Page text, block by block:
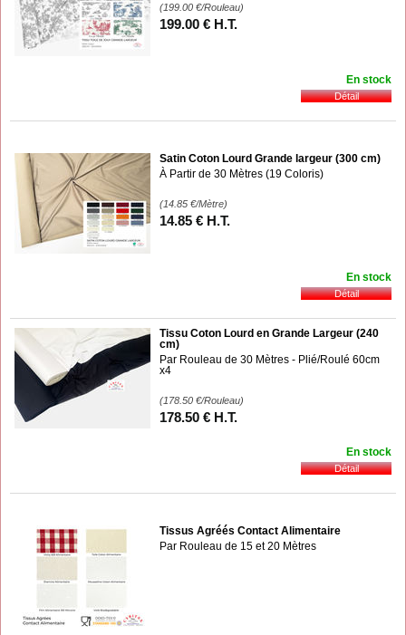
(199.00 €/Rouleau)
199.00 € H.T.
En stock
Satin Coton Lourd Grande largeur (300 cm)
À Partir de 30 Mètres (19 Coloris)
(14.85 €/Mètre)
14.85 € H.T.
En stock
Tissu Coton Lourd en Grande Largeur (240
cm)
Par Rouleau de 30 Mètres - Plié/Roulé 60cm
x4
(178.50 €/Rouleau)
178.50 € H.T.
En stock
Tissus Agréés Contact Alimentaire
Par Rouleau de 15 et 20 Mètres